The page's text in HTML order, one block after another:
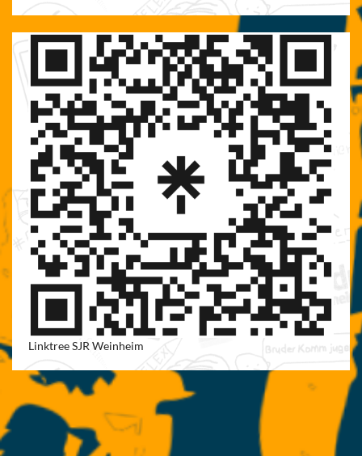
Linktree SJR Weinheim